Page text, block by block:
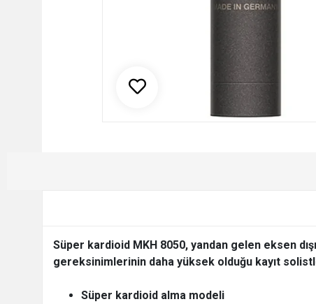
Süper kardioid MKH 8050, yandan gelen eksen
gereksinimlerinin daha yüksek olduğu kayıt
Süper kardioid alma modeli